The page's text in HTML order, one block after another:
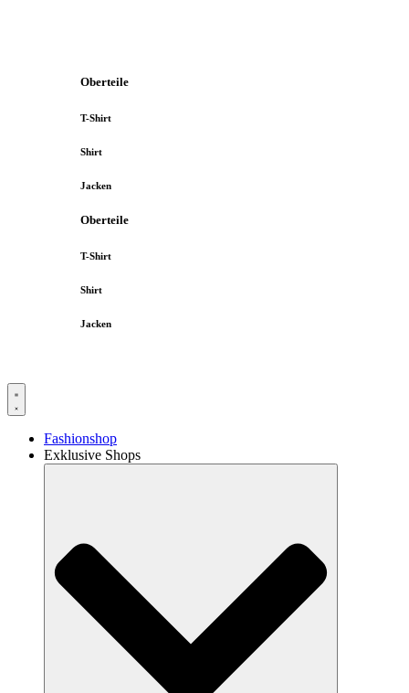
Oberteile
T-Shirt
Shirt
Jacken
Oberteile
T-Shirt
Shirt
Jacken
Fashionshop
Exklusive Shops